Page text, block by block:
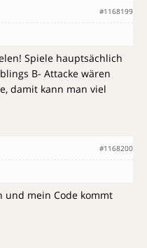
#1168199
Spiele hauptsächlich
B- Attacke wären
damit kann man viel
#1168200
und mein Code kommt